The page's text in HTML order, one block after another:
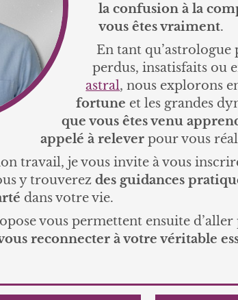
la confusion à la
vous êtes vraiment.
En tant qu’astrologue
perdus, insatisfaits ou
astral, nous explorons
fortune et les grandes
que vous êtes venu
appelé à relever pour vous
travail, je vous invite à vous
y trouverez des guidances
dans votre vie.
vous permettent ensuite
reconnecter à votre véritable